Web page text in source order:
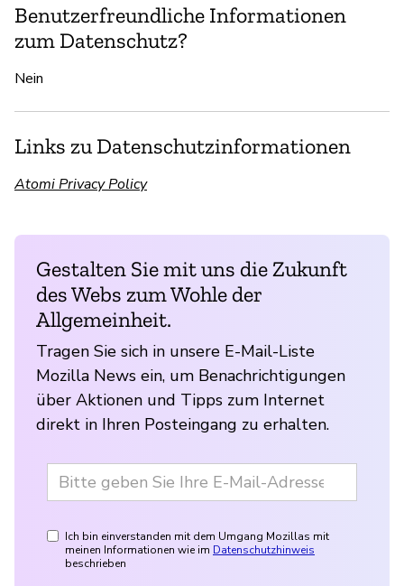
Benutzerfreundliche Informationen
zum Datenschutz?
Nein
Links zu Datenschutzinformationen
Atomi Privacy Policy
Gestalten Sie mit uns die Zukunft
des Webs zum Wohle der
Allgemeinheit.
Tragen Sie sich in unsere E-Mail-Liste
Mozilla News ein, um Benachrichtigungen
über Aktionen und Tipps zum Internet
direkt in Ihren Posteingang zu erhalten.
Ich bin einverstanden mit dem Umgang Mozillas mit
meinen Informationen wie im Datenschutzhinweis
beschrieben